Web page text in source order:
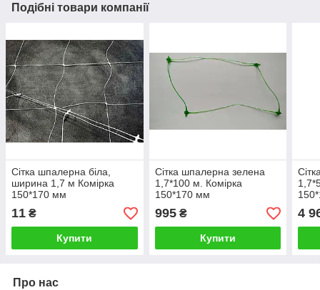
Подібні товари компанії
Сітка шпалерна біла,
ширина 1,7 м Комірка
150*170 мм
11 ₴
Купити
Сітка шпалерна зелена
1,7*100 м. Комірка
150*170 мм
995₴
Купити
4
Про нас